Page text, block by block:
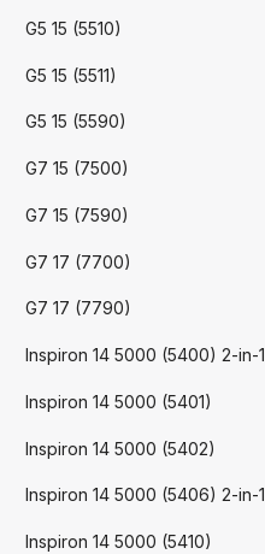
G5 15 (5510)
G5 15 (5511)
G5 15 (5590)
G7 15 (7500)
G7 15 (7590)
G7 17 (7700)
G7 17 (7790)
Inspiron 14 5000 (5400) 2-in-1
Inspiron 14 5000 (5401)
Inspiron 14 5000 (5402)
Inspiron 14 5000 (5406) 2-in-1
Inspiron 14 5000 (5410)